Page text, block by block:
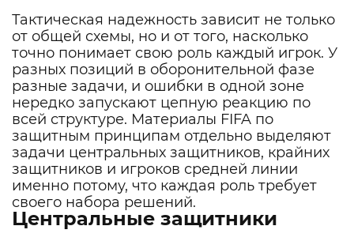
Тактическая надежность зависит не только
от общей схемы, но и от того, насколько
точно понимает свою роль каждый игрок. У
разных позиций в оборонительной фазе
разные задачи, и ошибки в одной зоне
нередко запускают цепную реакцию по
всей структуре. Материалы FIFA по
защитным принципам отдельно выделяют
задачи центральных защитников, крайних
защитников и игроков средней линии
именно потому, что каждая роль требует
своего набора решений.
Центральные защитники